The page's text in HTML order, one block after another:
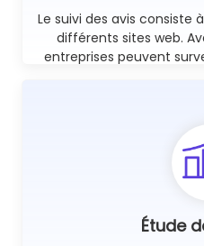
Le suivi des avis consiste
différents sites web.
entreprises peuvent
Étude